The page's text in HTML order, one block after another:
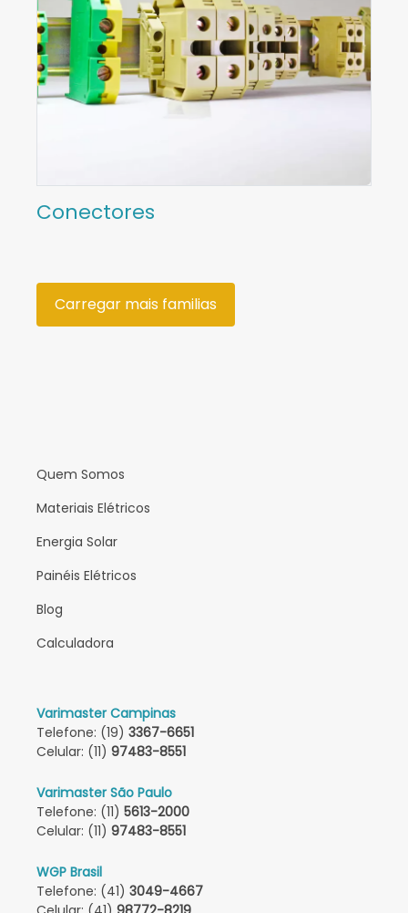
Conectores
Carregar mais familias
Quem Somos
Materiais Elétricos
Energia Solar
Painéis Elétricos
Blog
Calculadora
Varimaster Campinas
Telefone: (19) 3367-6651
Celular: (11) 97483-8551
Varimaster São Paulo
Telefone: (11) 5613-2000
Celular: (11) 97483-8551
WGP Brasil
Telefone: (41) 3049-4667